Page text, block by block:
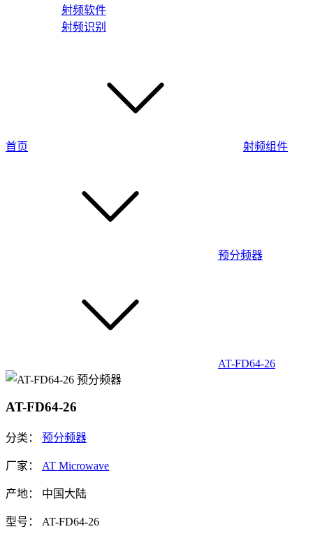
射频软件
射频识别
首页 射频组件
预分频器
AT-FD64-26
AT-FD64-26
分类： 预分频器
厂家： AT Microwave
产地： 中国大陆
型号： AT-FD64-26